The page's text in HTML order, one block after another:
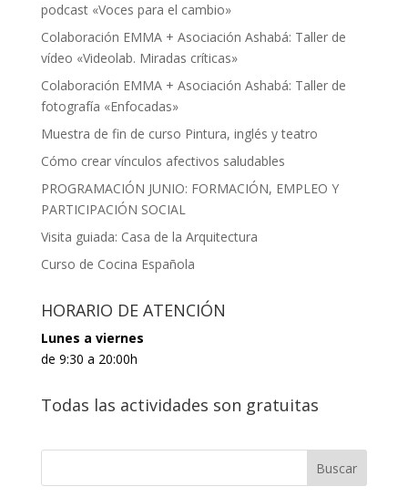
podcast «Voces para el cambio»
Colaboración EMMA + Asociación Ashabá: Taller de
vídeo «Videolab. Miradas críticas»
Colaboración EMMA + Asociación Ashabá: Taller de
fotografía «Enfocadas»
Muestra de fin de curso Pintura, inglés y teatro
Cómo crear vínculos afectivos saludables
PROGRAMACIÓN JUNIO: FORMACIÓN, EMPLEO Y
PARTICIPACIÓN SOCIAL
Visita guiada: Casa de la Arquitectura
Curso de Cocina Española
HORARIO DE ATENCIÓN
Lunes a viernes
de 9:30 a 20:00h
Todas las actividades son gratuitas